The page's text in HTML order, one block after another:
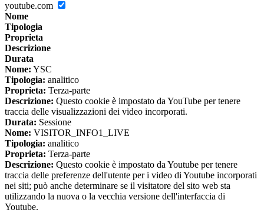
youtube.com
Nome
Tipologia
Proprieta
Descrizione
Durata
Nome: YSC
Tipologia: analitico
Proprieta: Terza-parte
Descrizione: Questo cookie è impostato da YouTube per tenere
traccia delle visualizzazioni dei video incorporati.
Durata: Sessione
Nome: VISITOR_INFO1_LIVE
Tipologia: analitico
Proprieta: Terza-parte
Descrizione: Questo cookie è impostato da Youtube per tenere
traccia delle preferenze dell'utente per i video di Youtube incorporati
nei siti; può anche determinare se il visitatore del sito web sta
utilizzando la nuova o la vecchia versione dell'interfaccia di
Youtube.